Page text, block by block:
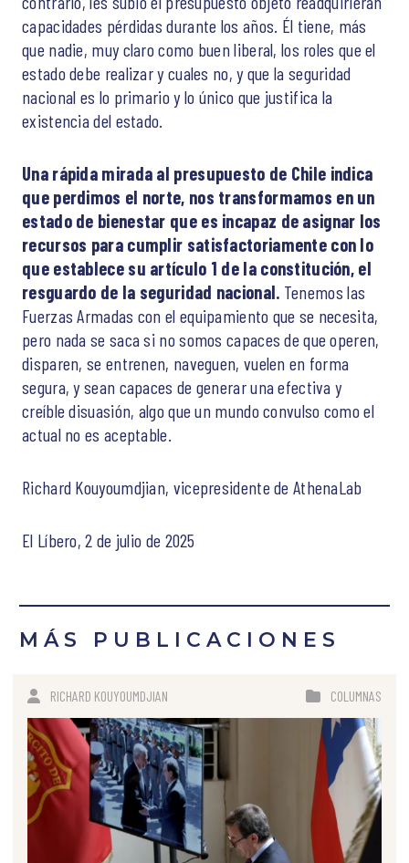
capacidades pérdidas durante los años. Él tiene, más
que nadie, muy claro como buen liberal, los roles que el
estado debe realizar y cuales no, y que la seguridad
nacional es lo primario y lo único que justifica la
existencia del estado.
Una rápida mirada al presupuesto de Chile indica
que perdimos el norte, nos transformamos en un
estado de bienestar que es incapaz de asignar los
recursos para cumplir satisfactoriamente con lo
que establece su artículo 1 de la constitución, el
resguardo de la seguridad nacional. Tenemos las
Fuerzas Armadas con el equipamiento que se necesita,
pero nada se saca si no somos capaces de que operen,
disparen, se entrenen, naveguen, vuelen en forma
segura, y sean capaces de generar una efectiva y
creíble disuasión, algo que un mundo convulso como el
actual no es aceptable.
Richard Kouyoumdjian, vicepresidente de AthenaLab
El Líbero, 2 de julio de 2025
MÁS PUBLICACIONES
RICHARD KOUYOUMDJIAN COLUMNAS